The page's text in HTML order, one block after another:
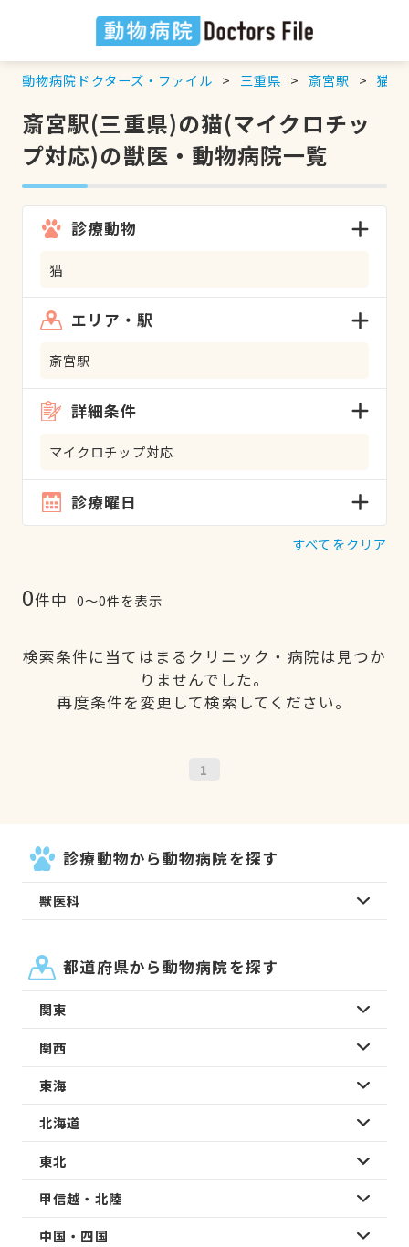
動物病院ドクターズ・ファイル 三重県 斎宮駅 猫
斎宮駅(三重県)の猫(マイクロチッ
プ対応)の獣医・動物病院一覧
診療動物
猫
エリア・駅
斎宮駅
詳細条件
マイクロチップ対応
診療曜日
すべてをクリア
0件中 0〜0件を表示
検索条件に当てはまるクリニック・病院は見つか
りませんでした。
再度条件を変更して検索してください。
1
診療動物から動物病院を探す
獣医科
都道府県から動物病院を探す
関東
関西
東海
北海道
東北
甲信越・北陸
中国・四国